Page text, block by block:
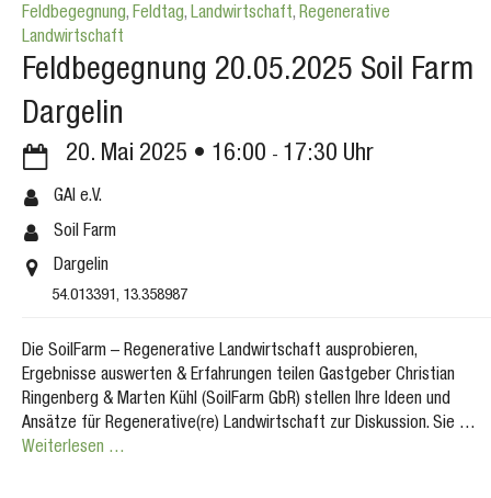
Feldbegegnung, Feldtag, Landwirtschaft, Regenerative
Landwirtschaft
Feldbegegnung 20.05.2025 Soil Farm
Dargelin
20. Mai 2025 16:00 17:30
GAI e.V.
Soil Farm
Dargelin
54.013391, 13.358987
Die SoilFarm – Regenerative Landwirtschaft ausprobieren,
Ergebnisse auswerten & Erfahrungen teilen Gastgeber Christian
Ringenberg & Marten Kühl (SoilFarm GbR) stellen Ihre Ideen und
Ansätze für Regenerative(re) Landwirtschaft zur Diskussion. Sie …
Weiterlesen …